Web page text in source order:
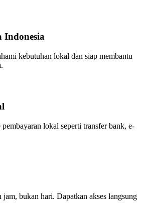
Indonesia
kebutuhan lokal dan siap membantu
lokal seperti transfer bank, e-
bukan hari. Dapatkan akses langsung